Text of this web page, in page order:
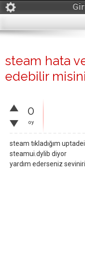
steam hata
edebilir
0
oy
steam tıkladığım
steamui.dylib diyor
yardım ederseniz